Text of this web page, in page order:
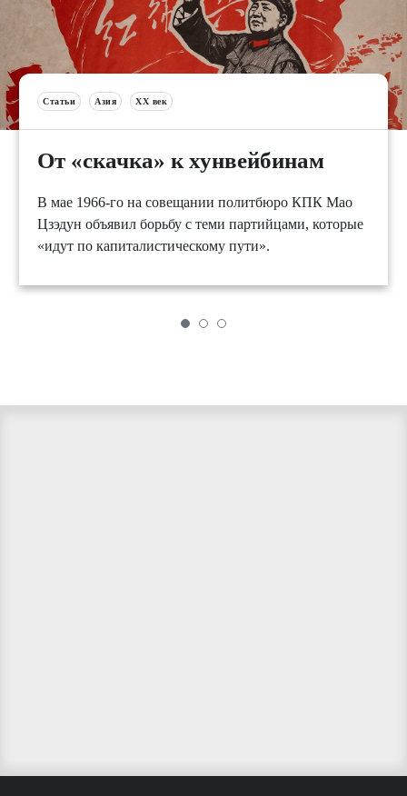
Статьи Азия XX век
От «скачка» к хунвейбинам
В мае 1966-го на совещании политбюро КПК Мао
Цзэдун объявил борьбу с теми партийцами, которые
«идут по капиталистическому пути».